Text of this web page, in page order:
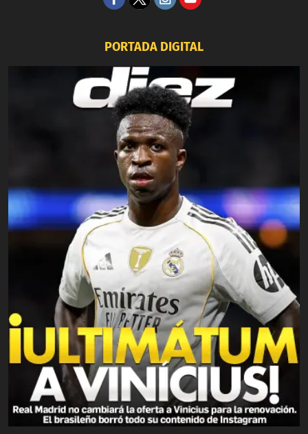
PORTADA DIGITAL